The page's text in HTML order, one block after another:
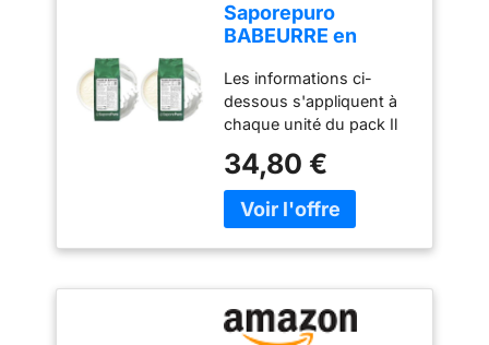
Saporepuro
BABEURRE en
2)
Les informations ci-
dessous s'appliquent à
chaque unité du pack Il
goût de lait plus intense
Faible pourcentage de
matières grasses
34,80 €